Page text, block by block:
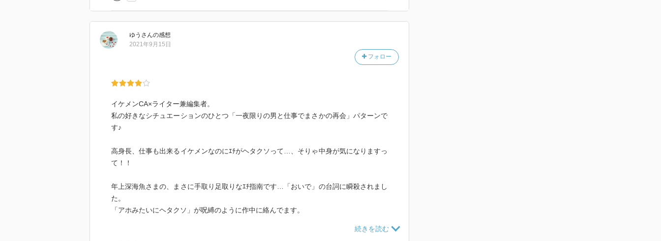
ゆう さんの感想
フォロー
2021年9月15日
イケメンCA×ライター兼編集者。
私の好きなシチュエーションのひとつ「一夜限りの男と仕事でまさかの再会」パターンで
す♪
高身長、仕事も出来るイケメンなのにｴﾁがヘタクソって…、そりゃ中身が気になりますっ
て！！
年上深海魚さまの、まさに手取り足取りなｴﾁ指南です…「おいで」の台詞に瞬殺されまし
た。
「アホみたいにヘタクソ」が呪縛のように作中に絡んでます。
受の奏は、伝えるべきときははっきり言葉にするし、いろいろ努力するし、普通ならキレ